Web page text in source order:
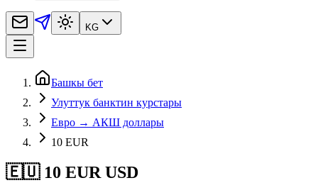
KG
Башкы бет
Улуттук банктин курстары
Евро → АКШ доллары
10 EUR
🇪🇺 10 EUR USD